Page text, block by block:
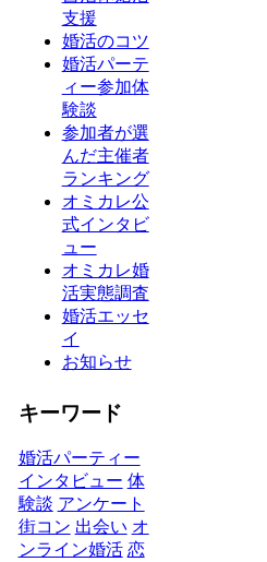
支援
婚活のコツ
婚活パーテ
ィー参加体
験談
参加者が選
んだ主催者
ランキング
オミカレ公
式インタビ
ュー
オミカレ婚
活実態調査
婚活エッセ
イ
お知らせ
キーワード
婚活パーティー
インタビュー 体
験談 アンケート
街コン 出会い オ
ンライン婚活 恋